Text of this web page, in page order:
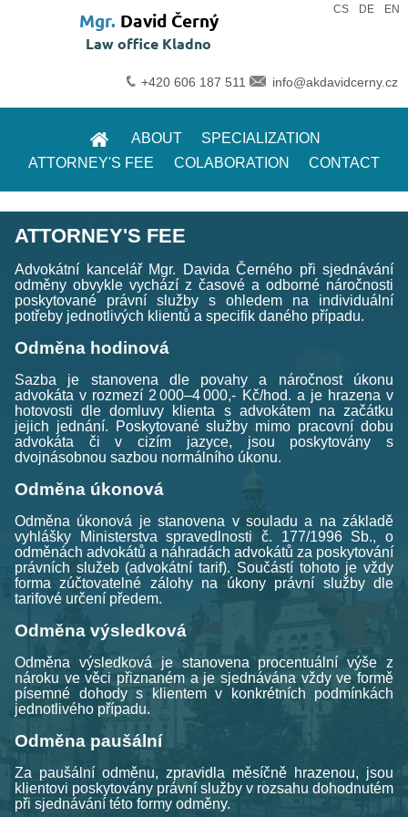
Mgr. David Černý
Law office Kladno
+420 606 187 511 info@akdavidcerny.cz
CS| DE| EN
ABOUT
SPECIALIZATION
ATTORNEY'S FEE
COLABORATION CONTACT
ATTORNEY'S FEE
Advokátní kancelář Mgr. Davida Černého při sjednávání
odměny obvykle vychází z časové a odborné náročnosti
poskytované právní služby s ohledem na individuální
potřeby jednotlivých klientů a specifik daného případu.
Odměna hodinová
Sazba je stanovena dle povahy a náročnost úkonu
advokáta v rozmezí 2 000–4 000,- Kč/hod. a je hrazena v
hotovosti dle domluvy klienta s advokátem na začátku
jejich jednání. Poskytované služby mimo pracovní dobu
advokáta či v cizím jazyce, jsou poskytovány s
dvojnásobnou sazbou normálního úkonu.
Odměna úkonová
Odměna úkonová je stanovena v souladu a na základě
vyhlášky Ministerstva spravedlnosti č. 177/1996 Sb., o
odměnách advokátů a náhradách advokátů za poskytování
právních služeb (advokátní tarif). Součástí tohoto je vždy
forma zúčtovatelné zálohy na úkony právní služby dle
tarifové určení předem.
Odměna výsledková
Odměna výsledková je stanovena procentuální výše z
nároku ve věci přiznaném a je sjednávána vždy ve formě
písemné dohody s klientem v konkrétních podmínkách
jednotlivého případu.
Odměna paušální
Za paušální odměnu, zpravidla měsíčně hrazenou, jsou
klientovi poskytovány právní služby v rozsahu dohodnutém
při sjednávání této formy odměny.